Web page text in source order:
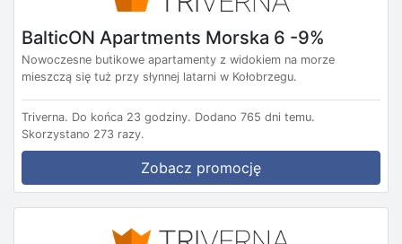
BalticON Apartments Morska 6 -9%
Nowoczesne butikowe apartamenty z widokiem na morze
mieszczą się tuż przy słynnej latarni w Kołobrzegu.
Triverna. Do końca 23 godziny. Dodano 765 dni temu.
Skorzystano 273 razy.
Zobacz promocję